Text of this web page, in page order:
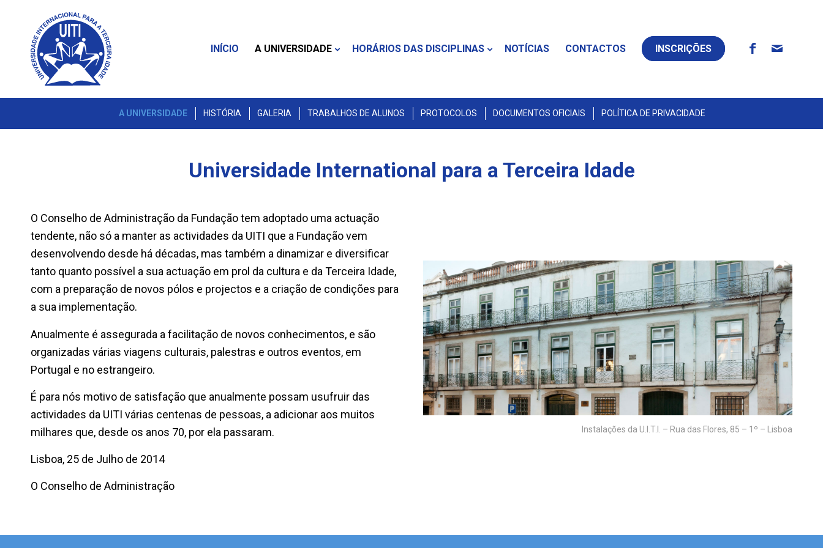
INÍCIO A UNIVERSIDADE HORÁRIOS DAS DISCIPLINAS NOTÍCIAS CONTACTOS INSCRIÇÕES
A UNIVERSIDADE HISTÓRIA GALERIA TRABALHOS DE ALUNOS PROTOCOLOS DOCUMENTOS OFICIAIS POLÍTICA DE PRIVACIDADE
Universidade International para a Terceira Idade
O Conselho de Administração da Fundação tem adoptado uma actuação
tendente, não só a manter as actividades da UITI que a Fundação vem
desenvolvendo desde há décadas, mas também a dinamizar e diversificar
tanto quanto possível a sua actuação em prol da cultura e da Terceira Idade,
com a preparação de novos pólos e projectos e a criação de condições para
a sua implementação.
Anualmente é assegurada a facilitação de novos conhecimentos, e são
organizadas várias viagens culturais, palestras e outros eventos, em
Portugal e no estrangeiro.
É para nós motivo de satisfação que anualmente possam usufruir das
actividades da UITI várias centenas de pessoas, a adicionar aos muitos
milhares que, desde os anos 70, por ela passaram.
Lisboa, 25 de Julho de 2014
O Conselho de Administração
Instalações da U.I.T.I. – Rua das Flores, 85 – 1º – Lisboa